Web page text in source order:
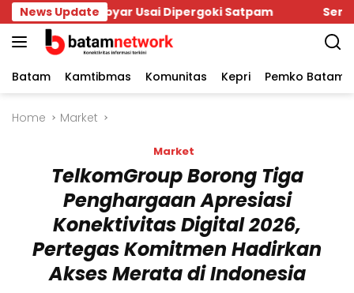
Skip
to
content
News Update
Usai Dipergoki Satpam Seminggu
Batam Kamtibmas Komunitas Kepri Pemko Batam
Home Market
Market
TelkomGroup Borong Tiga
Penghargaan Apresiasi
Konektivitas Digital 2026,
Pertegas Komitmen Hadirkan
Akses Merata di Indonesia